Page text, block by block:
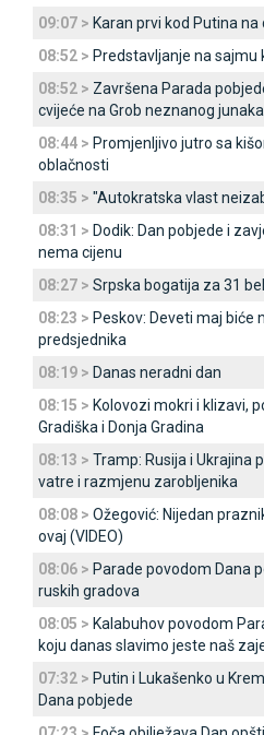
09:07 > Karan prvi kod Putina na
08:52 > Predstavljanje na sajmu
08:52 > Završena Parada
cvijeće na Grob neznanog
08:44 > Promjenljivo jutro sa
oblačnosti
08:35 > "Autokratska vlast
08:31 > Dodik: Dan pobjede i
nema cijenu
08:27 > Srpska bogatija za 31
08:23 > Peskov: Deveti maj biće
predsjednika
08:19 > Danas neradni dan
08:15 > Kolovozi mokri i klizavi,
Gradiška i Donja Gradina
08:13 > Tramp: Rusija i Ukrajina
vatre i razmjenu zarobljenika
08:08 > Ožegović: Nijedan
ovaj (VIDEO)
08:06 > Parade povodom Dana
ruskih gradova
08:05 > Kalabuhov povodom
koju danas slavimo jeste naš
07:32 > Putin i Lukašenko u
Dana pobjede